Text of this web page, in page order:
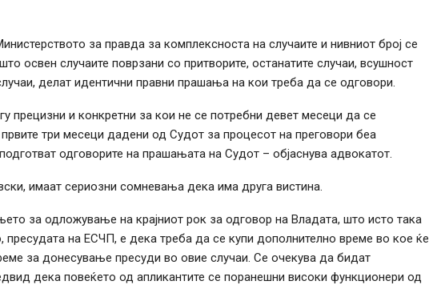
за правда за комплексноста на случаите и нивниот број се
освен случаите поврзани со притворите, останатите случаи, всушност
делат идентични правни прашања на кои треба да се одговори.
прецизни и конкретни за кои не се потребни девет месеци да се
три месеци дадени од Судот за процесот на преговори беа
одговорите на прашањата на Судот – објаснува адвокатот.
имаат сериозни сомневања дека има друга вистина.
за одложување на крајниот рок за одговор на Владата, што исто така
пресудата на ЕСЧП, е дека треба да се купи дополнително време во кое ќе
за донесување пресуди во овие случаи. Се очекува да бидат
дека повеќето од апликантите се поранешни високи функционери од